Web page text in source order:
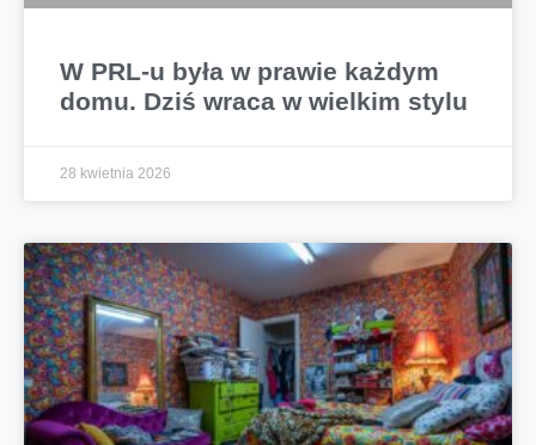
W PRL-u była w prawie każdym
domu. Dziś wraca w wielkim stylu
28 kwietnia 2026